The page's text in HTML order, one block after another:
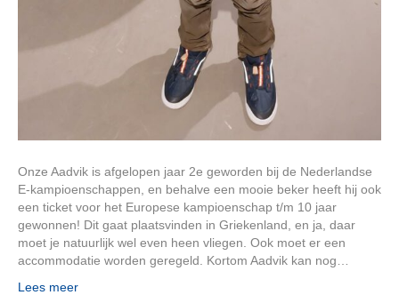
Onze Aadvik is afgelopen jaar 2e geworden bij de Nederlandse
E-kampioenschappen, en behalve een mooie beker heeft hij ook
een ticket voor het Europese kampioenschap t/m 10 jaar
gewonnen! Dit gaat plaatsvinden in Griekenland, en ja, daar
moet je natuurlijk wel even heen vliegen. Ook moet er een
accommodatie worden geregeld. Kortom Aadvik kan nog…
Lees meer